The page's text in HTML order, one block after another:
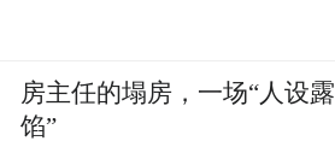
房主任的塌房，一场“人设露
馅”